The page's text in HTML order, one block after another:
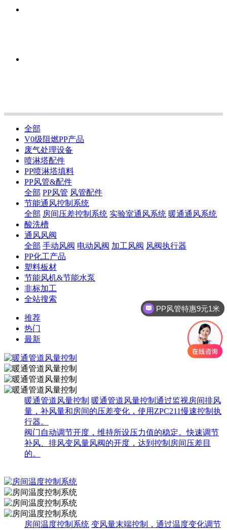
全部
V0级阻燃PP产品
废气处理设备
喷淋塔配件
PP喷淋塔填料
PP风管&配件
全部 PP风管 风管配件
节能通风控制系统
全部 房间压差控制系统 实验室通风系统 暖通通风系统
酸洗槽
通风风阀
全部 手动风阀 电动风阀 加工风阀 风阀执行器
PP化工产品
塑料板材
节能风机&节能水泵
非标加工
全站搜索
推荐
热门
最新
暖通管道风量控制 暖通管道风量控制通过监视房间排风
量，补风量和房间的压差变化，使用ZPC211慢速控制执
行器。
阀门自动调节开度，维持所设压力值的稳定。快速调节
补风、排风变风量风阀的开度，达到控制房间压差目
的。
房间温度控制系统 变风量末端控制，通过温度变化调节
PP风管特惠9元1米